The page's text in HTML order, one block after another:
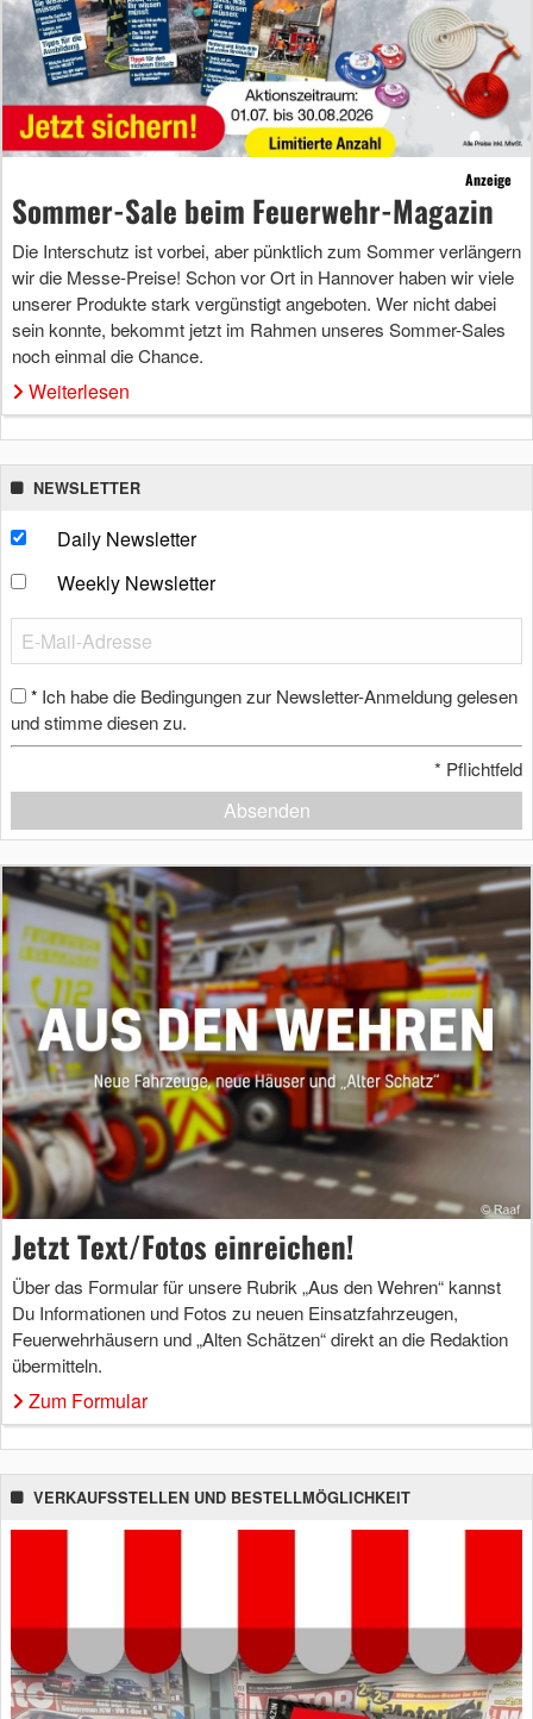
Anzeige
Sommer-Sale beim Feuerwehr-Magazin
Die Interschutz ist vorbei, aber pünktlich zum Sommer verlängern
wir die Messe-Preise! Schon vor Ort in Hannover haben wir viele
unserer Produkte stark vergünstigt angeboten. Wer nicht dabei
sein konnte, bekommt jetzt im Rahmen unseres Sommer-Sales
noch einmal die Chance.
Weiterlesen
NEWSLETTER
Daily Newsletter
Weekly Newsletter
* Ich habe die Bedingungen zur Newsletter-Anmeldung gelesen
und stimme diesen zu.
* Pflichtfeld
Absenden
Jetzt Text/Fotos einreichen!
Über das Formular für unsere Rubrik „Aus den Wehren“ kannst
Du Informationen und Fotos zu neuen Einsatzfahrzeugen,
Feuerwehrhäusern und „Alten Schätzen“ direkt an die Redaktion
übermitteln.
Zum Formular
VERKAUFSSTELLEN UND BESTELLMÖGLICHKEIT